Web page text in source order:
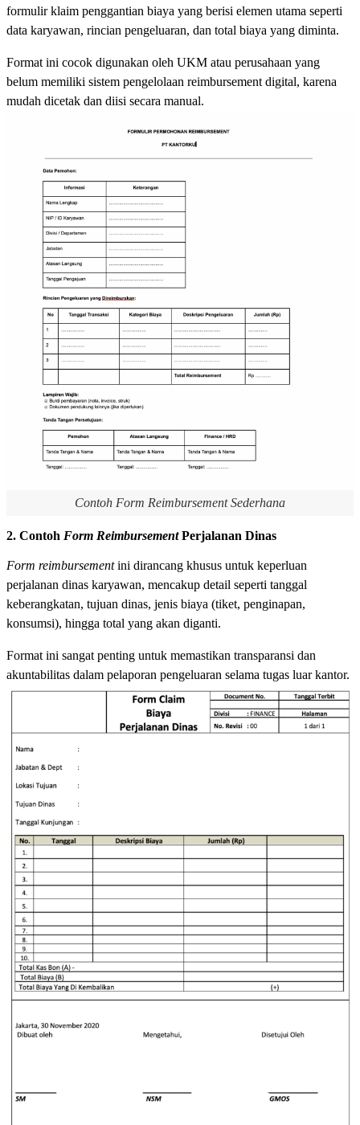
formulir klaim penggantian biaya yang berisi elemen utama seperti
data karyawan, rincian pengeluaran, dan total biaya yang diminta.
Format ini cocok digunakan oleh UKM atau perusahaan yang
belum memiliki sistem pengelolaan reimbursement digital, karena
mudah dicetak dan diisi secara manual.
Contoh Form Reimbursement Sederhana
2. Contoh Form ReimbursementPerjalanan Dinas
Form reimbursementini dirancang khusus untuk keperluan
perjalanan dinas karyawan, mencakup detail seperti tanggal
keberangkatan, tujuan dinas, jenis biaya (tiket, penginapan,
konsumsi), hingga total yang akan diganti.
Format ini sangat penting untuk memastikan transparansi dan
akuntabilitas dalam pelaporan pengeluaran selama tugas luar kantor.